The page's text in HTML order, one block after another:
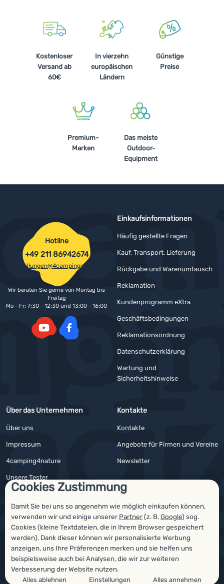
Cookies Zustimmung
Damit Sie bei uns so angenehm wie möglich einkaufen können,
verwenden wir und einige unserer Partner(z. B.Google) sog.
Cookies (kleine Textdateien, die in Ihrem Browser gespeichert
werden). Dank dieser können wir personalisierte Werbung
anzeigen, uns Ihre Präferenzen merken und sie helfen uns
beispielsweise auch bei Analysen, die wir zur weiteren
Verbesserung der Website nutzen.
Alles ablehnen Einstellungen Alles annehmen
Kostenloser
Versand ab
60€
In vierzehn
europäischen
Ländern
Günstige
Preise
Premium-
Marken
Das meiste
Outdoor-
Equipment
Einkaufsinformationen
Häufig gestellte Fragen
Kauf, Transport, Lieferung
Rückgabe und Warenumtausch
Reklamation
Kundenprogramm eXtra
Geschäftsbedingungen
Reklamationsordnung
Datenschutzerklärung
Wartung und
Sicherheitshinweise
Über das Unternehmen
Über uns
Impressum
4camping4nature
Unsere Tester
Kontakte
Kontakte
Angebote für Firmen und Vereine
Newsletter
Hotline
+49 211 86942674
bestellungen@4campingshop.de
Wir beraten Sie gerne von Montag bis
Freitag
Mo - Fr: 7:30 - 12:30 und 13:00 - 16:00
Auszeichnungen